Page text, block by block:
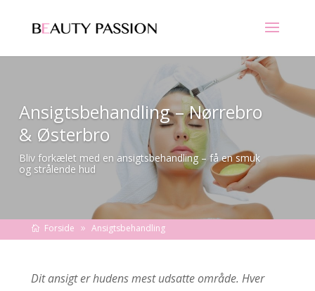
Ansigtsbehandling – Nørrebro
& Østerbro
Bliv forkælet med en ansigtsbehandling – få en smuk
og strålende hud
Forside Ansigtsbehandling
Dit ansigt er hudens mest udsatte område. Hver